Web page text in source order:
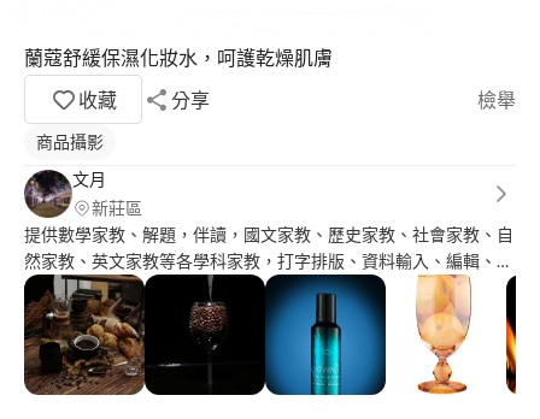
蘭蔻舒緩保濕化妝水，呵護乾燥肌膚
收藏
分享 檢舉
商品攝影
文月
新莊區
提供數學家教、解題，伴讀，國文家教、歷史家教、社會家教、自
然家教、英文家教等各學科家教，打字排版、資料輸入、編輯、翻
譯，照片後製修圖、平面設計、菜單、海報、簡報設計、攝影(手
機)等等的服務，歡迎有需要的朋友多多咨詢。